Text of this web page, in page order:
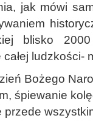
jak mówi
blisko
ludzkości-
Bożego
śpiewanie